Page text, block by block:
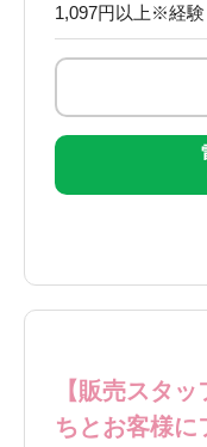
1,097円以上※経験
【販売スタ
ちとお客様に